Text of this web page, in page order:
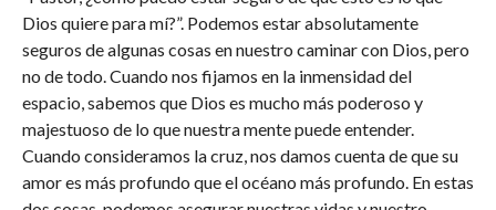
Dios quiere para mí?”. Podemos estar absolutamente
seguros de algunas cosas en nuestro caminar con Dios, pero
no de todo. Cuando nos fijamos en la inmensidad del
espacio, sabemos que Dios es mucho más poderoso y
majestuoso de lo que nuestra mente puede entender.
Cuando consideramos la cruz, nos damos cuenta de que su
amor es más profundo que el océano más profundo. En estas